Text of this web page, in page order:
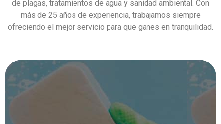
de plagas, tratamientos de agua y sanidad ambiental. Con
más de 25 años de experiencia, trabajamos siempre
ofreciendo el mejor servicio para que ganes en tranquilidad.